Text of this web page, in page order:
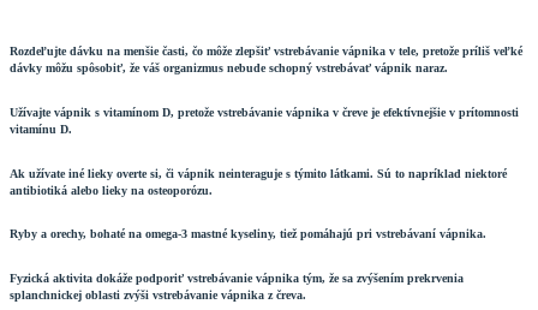
Rozdeľujte dávku na menšie časti, čo môže zlepšiť vstrebávanie vápnika v tele, pretože príliš veľké
dávky môžu spôsobiť, že váš organizmus nebude schopný vstrebávať vápnik naraz.
Užívajte vápnik s vitamínom D, pretože vstrebávanie vápnika v čreve je efektívnejšie v prítomnosti
vitamínu D.
Ak užívate iné lieky overte si, či vápnik neinteraguje s týmito látkami. Sú to napríklad niektoré
antibiotiká alebo lieky na osteoporózu.
Ryby a orechy, bohaté na omega-3 mastné kyseliny, tiež pomáhajú pri vstrebávaní vápnika.
Fyzická aktivita dokáže podporiť vstrebávanie vápnika tým, že sa zvýšením prekrvenia
splanchnickej oblasti zvýši vstrebávanie vápnika z čreva.